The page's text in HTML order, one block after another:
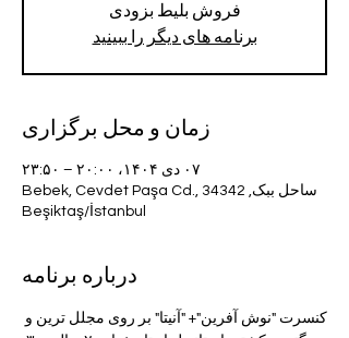
فروش بلیط بزودی
برنامه های دیگر را ببینید
زمان و محل برگزاری
۰۷ دی ۱۴۰۴، ۲۰:۰۰ – ۲۳:۵۰
ساحل ببک, Bebek, Cevdet Paşa Cd., 34342
Beşiktaş/İstanbul
درباره برنامه
کنسرت "نوش آفرین"+ "آنیتا" بر روی مجلل ترین و